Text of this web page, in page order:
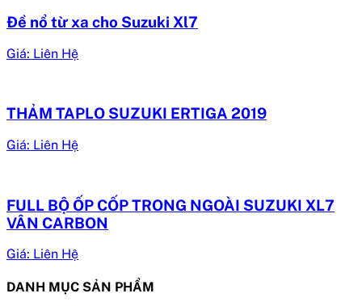
Đề nổ từ xa cho Suzuki Xl7
Giá: Liên Hệ
THẢM TAPLO SUZUKI ERTIGA 2019
Giá: Liên Hệ
FULL BỘ ỐP CỐP TRONG NGOÀI SUZUKI XL7
VÂN CARBON
Giá: Liên Hệ
DANH MỤC SẢN PHẨM